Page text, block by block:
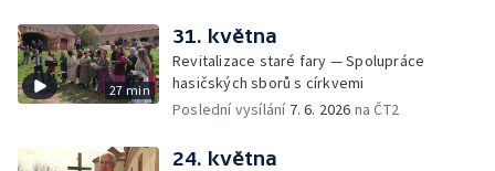
27 min
31. května
Revitalizace staré fary — Spolupráce
hasičských sborů s církvemi
Poslední vysílání 7. 6. 2026 na ČT2
24. května